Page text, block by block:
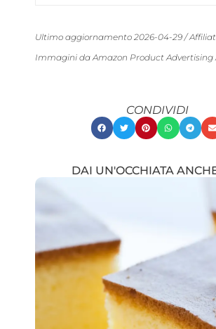
Ultimo aggiornamento 2026-04-29 /
Immagini da Amazon Product Advertising
CONDIVIDI
DAI UN'OCCHIATA
Showing
Slide
of
8